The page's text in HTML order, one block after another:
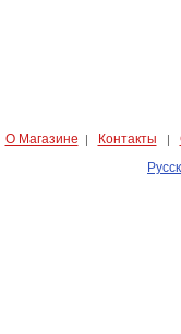
О Магазине | Контакты |